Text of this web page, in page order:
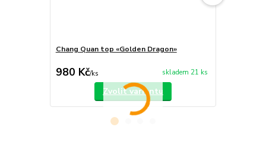
Chang Quan top «Golden Dragon»
980 Kč/ks skladem 21 ks
Zvolit variantu